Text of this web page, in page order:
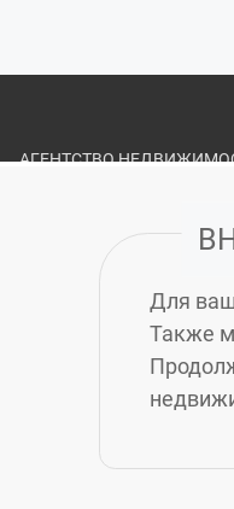
АГЕНТСТВО
ПОЛИТИКА
СТРАХОВАНИЕ
СВОДНАЯ
Для
Также